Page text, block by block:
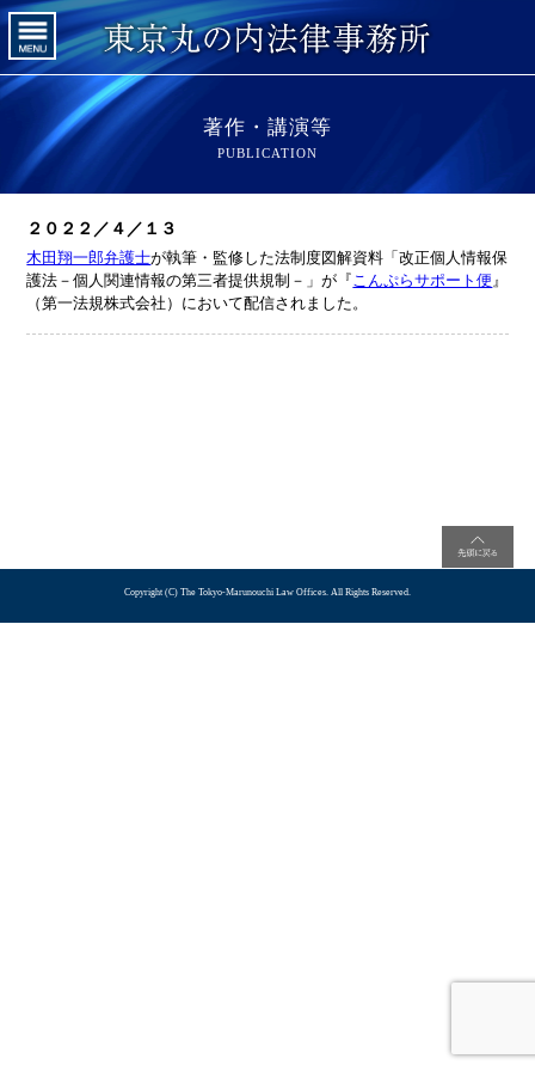
著作・講演等
PUBLICATION
２０２２／４／１３
木田翔一郎弁護士が執筆・監修した法制度図解資料「改正個人情報保
護法－個人関連情報の第三者提供規制－」が『 こんぷらサポート便』
（第一法規株式会社）において配信されました。
Copyright (C) The Tokyo-Marunouchi Law Offices. All Rights Reserved.